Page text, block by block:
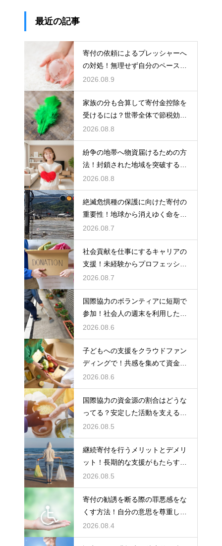
最近の記事
寄付の依頼によるプレッシャーへ
の対処！無理せず自分のペースで
支援する
2026.08.9
家族の分も合算して寄付金控除を
受けるには？世帯全体で節税効果
をアップ
2026.08.8
紛争の地帯へ物資届けるための方
法！封鎖された地域を突破する決
死の作戦
2026.08.8
絶滅危惧種の保護に向けた寄付の
重要性！地球から消えゆく命を食
い止める
2026.08.7
社会貢献を仕事にするキャリアの
支援！未経験からプロフェッショ
ナルへ
2026.08.7
国際協力のボランティアに短期で
参加！社会人の週末を利用した社
会貢献
2026.08.6
子どもへの支援をクラウドファン
ディングで！共感を集めて資金を
調達する
2026.08.6
国際協力の資金源の割合はどうな
ってる？安定した活動を支えるお
金の裏側
2026.08.5
継続寄付を行うメリットとデメリ
ット！長期的な支援がもたらす影
響を徹底解説
2026.08.5
寄付の勧誘を断る際の罪悪感をな
くす方法！自分の意思を尊重して
丁寧に対応
2026.08.4